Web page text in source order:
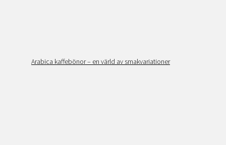
Arabica kaffebönor – en värld av smakvariationer